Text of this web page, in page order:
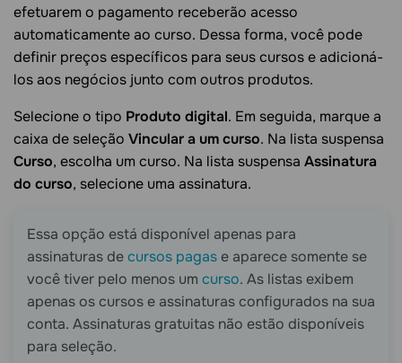
efetuarem o pagamento receberão acesso
automaticamente ao curso. Dessa forma, você pode
definir preços específicos para seus cursos e adicioná-
los aos negócios junto com outros produtos.
Selecione o tipo Produto digital. Em seguida, marque a
caixa de seleção Vincular a um curso. Na lista suspensa
Curso, escolha um curso. Na lista suspensa Assinatura
do curso, selecione uma assinatura.
Essa opção está disponível apenas para
assinaturas decursos pagase aparece somente se
você tiver pelo menos um curso. As listas exibem
apenas os cursos e assinaturas configurados na sua
conta. Assinaturas gratuitas não estão disponíveis
para seleção.